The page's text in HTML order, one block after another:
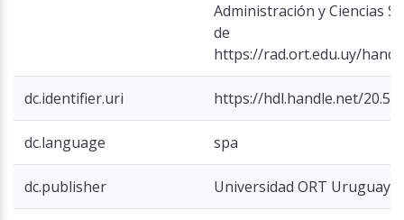
Administración y Ciencias
de
https://rad.ort.edu.uy/
dc.identifier.uri https://hdl.handle.net/
dc.language spa
dc.publisher Universidad ORT Uruguay